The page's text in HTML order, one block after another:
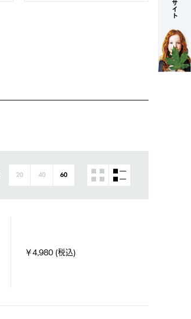
20 40 60
￥4,980 (税込)